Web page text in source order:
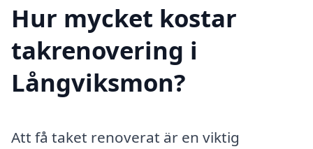
Hur mycket kostar
takrenovering i
Långviksmon?
Att få taket renoverat är en viktig